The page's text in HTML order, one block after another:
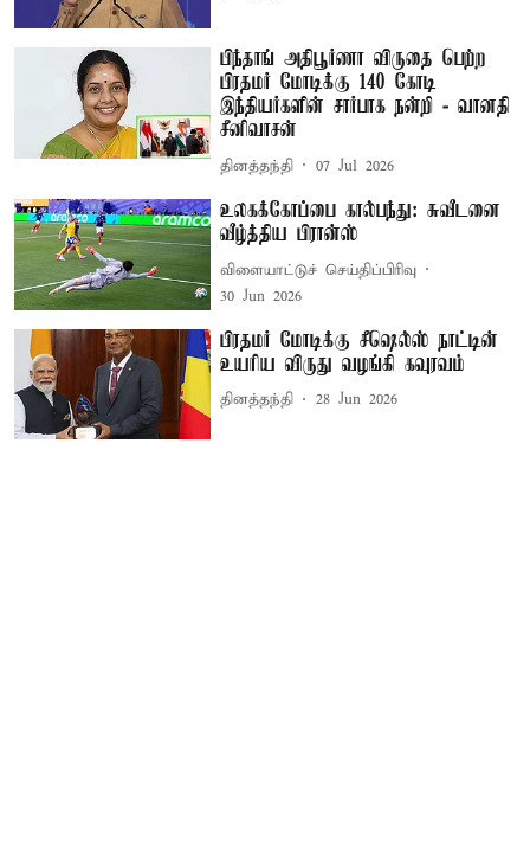
பிந்தாங் அதிபூர்ணா விருதை பெற்ற
பிரதமர் மோடிக்கு 140 கோடி
இந்தியர்களின் சார்பாக நன்றி - வானதி
சீனிவாசன்
தினத்தந்தி 07 Jul 2026
உலகக்கோப்பை கால்பந்து: சுவீடனை
வீழ்த்திய பிரான்ஸ்
விளையாட்டுச் செய்திப்பிரிவு
30 Jun 2026
பிரதமர் மோடிக்கு சீஷெல்ஸ் நாட்டின்
உயரிய விருது வழங்கி கவுரவம்
தினத்தந்தி 28 Jun 2026